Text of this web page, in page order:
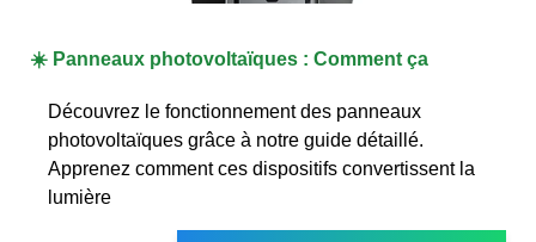
☀️ Panneaux photovoltaïques : Comment ça
Découvrez le fonctionnement des panneaux
photovoltaïques grâce à notre guide détaillé.
Apprenez comment ces dispositifs convertissent la
lumière